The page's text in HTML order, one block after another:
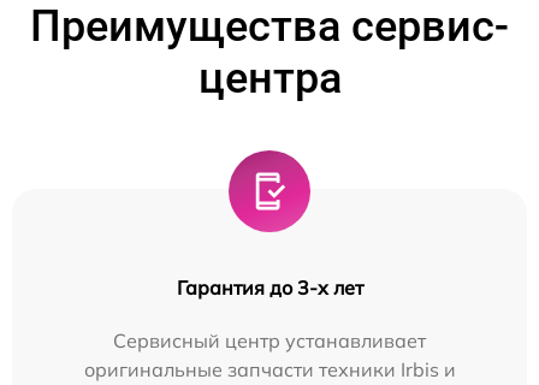
Преимущества сервис-
центра
Гарантия до 3-х лет
Сервисный центр устанавливает
оригинальные запчасти техники Irbis и